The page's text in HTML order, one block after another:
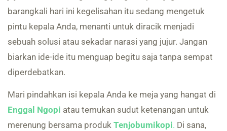
barangkali hari ini kegelisahan itu sedang mengetuk
pintu kepala Anda, menanti untuk diracik menjadi
sebuah solusi atau sekadar narasi yang jujur. Jangan
biarkan ide-ide itu menguap begitu saja tanpa sempat
diperdebatkan.
Mari pindahkan isi kepala Anda ke meja yang hangat di
Enggal Ngopi atau temukan sudut ketenangan untuk
merenung bersama produk Tenjobumikopi. Di sana,